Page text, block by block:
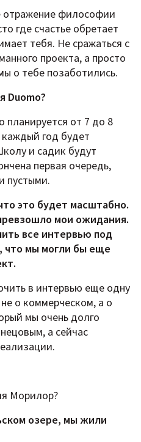
отражение философии
где счастье обретает
тебя. Не сражаться с
проекта, а просто
о тебе позаботились.
Duomo?
планируется от 7 до 8
каждый год будет
и садик будут
первая очередь,
пустыми.
это будет масштабно.
мои ожидания.
все интервью под
что мы могли бы еще
в интервью еще одну
о коммерческом, а о
мы очень долго
а сейчас
Морилор?
озере, мы жили